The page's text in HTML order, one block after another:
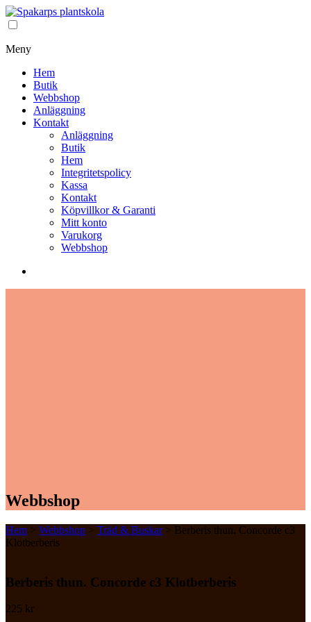
Meny
Hem
Butik
Webbshop
Anläggning
Kontakt
Anläggning
Butik
Hem
Integritetspolicy
Kassa
Kontakt
Köpvillkor & Garanti
Mitt konto
Varukorg
Webbshop
Webbshop
Hem > Webbshop > Träd & Buskar> Berberis thun. Concorde c3
Klotberberis
Berberis thun. Concorde c3 Klotberberis
225 kr